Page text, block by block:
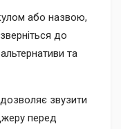
або назвою,
до
та
звузити
перед